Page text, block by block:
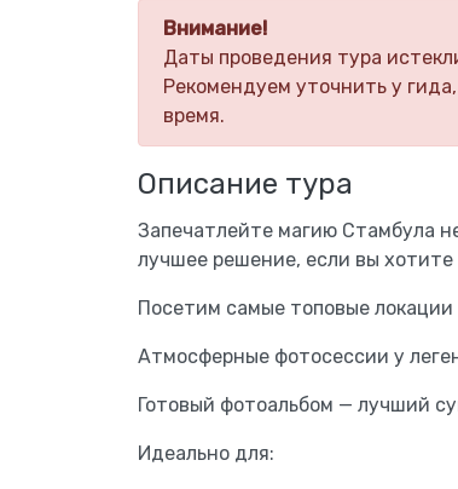
Внимание!
Даты проведения тура
Рекомендуем уточнить у
время.
Описание тура
Запечатлейте магию Стамбула
лучшее решение, если вы
Посетим самые топовые локации
Атмосферные фотосессии у
Готовый фотоальбом — лучший
Идеально для: